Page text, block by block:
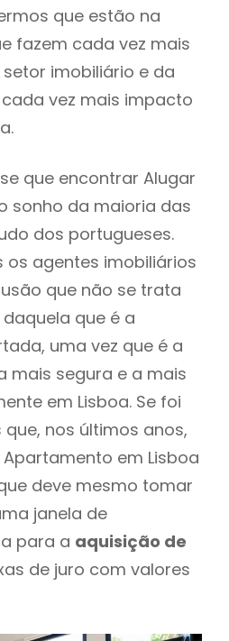
que estão na
fazem cada vez mais
imobiliário e da
vez mais impacto
que encontrar Alugar
sonho da maioria das
dos portugueses.
os agentes imobiliários
que não se trata
que é a
uma vez que é a
mais segura e a mais
em Lisboa. Se foi
nos últimos anos,
em Lisboa
deve mesmo tomar
janela de
para a aquisição de
de juro com valores